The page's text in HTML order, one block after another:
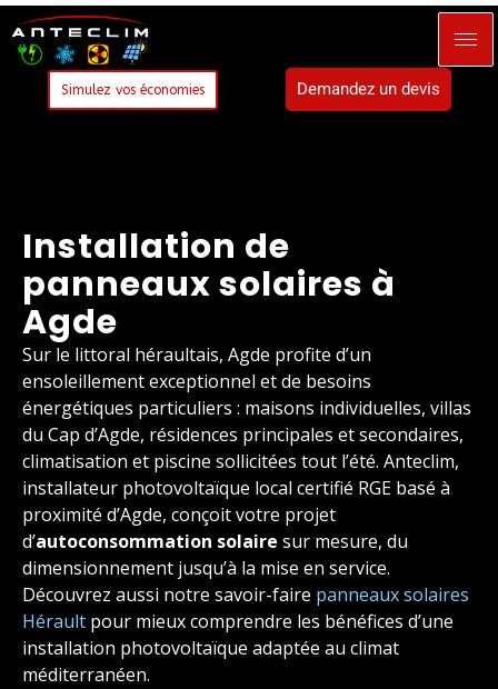
Simulez vos économies Demandez un devis
Installation de
panneaux solaires à
Agde
Sur le littoral héraultais, Agde profite d’un
ensoleillement exceptionnel et de besoins
énergétiques particuliers : maisons individuelles, villas
du Cap d’Agde, résidences principales et secondaires,
climatisation et piscine sollicitées tout l’été. Anteclim,
installateur photovoltaïque local certifié RGE basé à
proximité d’Agde, conçoit votre projet
d’autoconsommation solaire sur mesure, du
dimensionnement jusqu’à la mise en service.
Découvrez aussi notre savoir-faire panneaux solaires
Hérault pour mieux comprendre les bénéfices d’une
installation photovoltaïque adaptée au climat
méditerranéen.